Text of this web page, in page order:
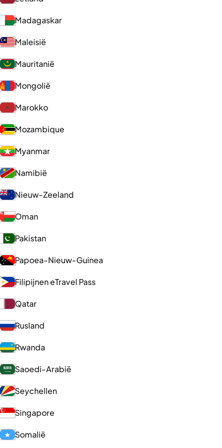
Madagaskar
Maleisië
Mauritanië
Mongolië
Marokko
Mozambique
Myanmar
Namibië
Nieuw-Zeeland
Oman
Pakistan
Papoea-Nieuw-Guinea
Filipijnen eTravel Pass
Qatar
Rusland
Rwanda
Saoedi-Arabië
Seychellen
Singapore
Somalië